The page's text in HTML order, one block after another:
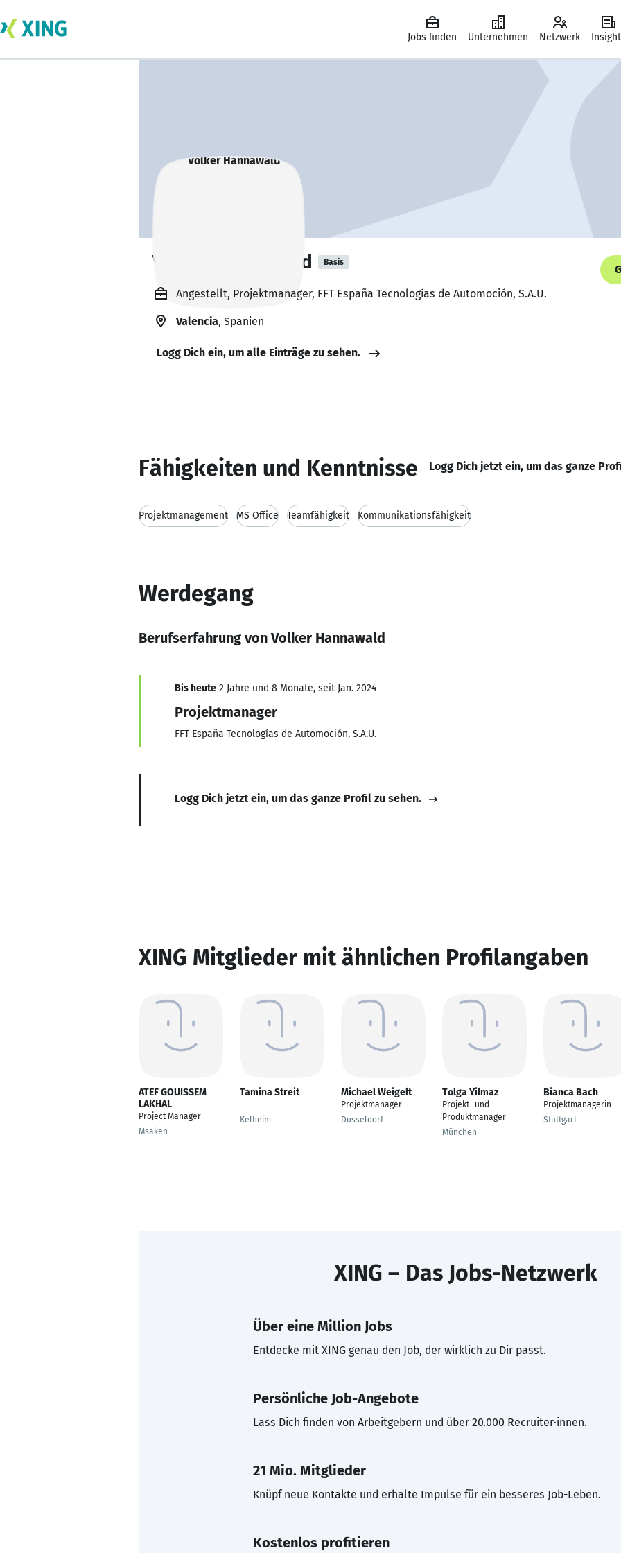
Jobs finden Unternehmen Netzwerk
Volker Hannawald Basis
Angestellt, Projektmanager, FFT España Tecnologías de Automoción, S.A.U.
Valencia, Spanien
Logg Dich ein, um alle Einträge zu sehen.
Fähigkeiten und Kenntnisse Logg Dich jetzt ein, um das ganze
Projektmanagement MS Office Teamfähigkeit Kommunikationsfähigkeit
Werdegang
Berufserfahrung von Volker Hannawald
Bis heute 2 Jahre und 8 Monate, seit Jan. 2024
Projektmanager
FFT España Tecnologías de Automoción, S.A.U.
Logg Dich jetzt ein, um das ganze Profil zu sehen.
XING Mitglieder mit ähnlichen Profilangaben
ATEF GOUISSEM
LAKHAL
Project Manager
Msaken
Tamina Streit
---
Kelheim
Michael Weigelt
Projektmanager
Düsseldorf
Tolga Yilmaz
Projekt- und
Produktmanager
München
Bianca Bach
Projektmanagerin
Stuttgart
XING – Das Jobs-Netzwerk
Über eine Million Jobs
Entdecke mit XING genau den Job, der wirklich zu Dir passt.
Persönliche Job-Angebote
Lass Dich finden von Arbeitgebern und über 20.000 Recruiter·innen.
21 Mio. Mitglieder
Knüpf neue Kontakte und erhalte Impulse für ein besseres Job-Leben.
Kostenlos profitieren